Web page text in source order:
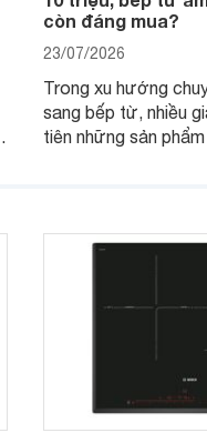
còn đáng mua?
23/07/2026
Trong xu hướng
sang bếp từ, nhiều
tiên những sản
mẫu bếp đáp ứng